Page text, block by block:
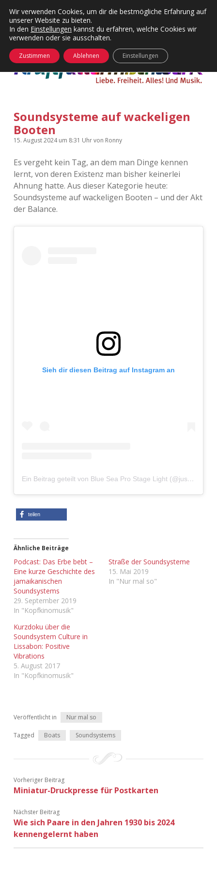
Kategorien
Menü
24 Hours Chilling
Die Wende
KFMW-Disco
kfmw.stuff
Kopfkinomusik
Nur mal so
KFMW-Disco
Dates
Contact
Adventskalender
Adventskalender 2010
Adventskalender 2011
Adventskalender 2018
Adventskalender 2019
facebook
instagram
rss soundcloud
vimeoBluesky
öffnen
Soundsysteme auf wackeligen
Booten
15. August 2024um 8:31 Uhrvon Ronny
Es vergeht kein Tag, an dem man Dinge kennen
lernt, von deren Existenz man bisher keinerlei
Ahnung hatte. Aus dieser Kategorie heute:
Soundsysteme auf wackeligen Booten – und der Akt
der Balance.
Sieh dir diesen Beitrag auf Instagram an
Ein Beitrag geteilt von Blue Sea Pro Stage Light (@juststagelight)
teilen
Ähnliche Beiträge
Podcast: Das Erbe bebt –
Eine kurze Geschichte des
jamaikanischen
Soundsystems
29. September 2019
In "Kopfkinomusik"
Straße der Soundsysteme
15. Mai 2019
In "Nur mal so"
Kurzdoku über die
Soundsystem Culture in
Lissabon: Positive
Vibrations
5. August 2017
In "Kopfkinomusik"
Veröffentlicht in Nur mal so
Tagged Boats Soundsystems
Vorheriger Beitrag
Miniatur-Druckpresse für Postkarten
Nächster Beitrag
Wie sich Paare in den Jahren 1930 bis 2024
kennengelernt haben
Wir verwenden Cookies, um dir die bestmögliche Erfahrung auf
unserer Website zu bieten.
In den Einstellungen kannst du erfahren, welche Cookies wir
verwenden oder sie ausschalten.
Zustimmen Ablehnen Einstellungen